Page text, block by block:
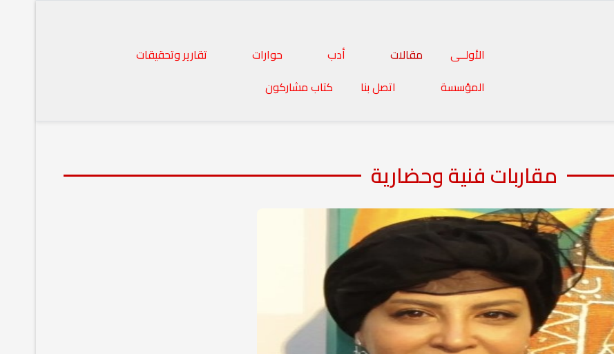
الأولــى مقالات أدب حوارات
تقارير وتحقيقات
المؤسسة
اتصل بنا كتاب مشاركون
مقاربات فنية وحضارية